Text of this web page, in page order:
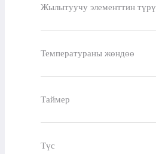
Жылытуучу элементтин түрү
Температураны жөндөө
Таймер
Түс